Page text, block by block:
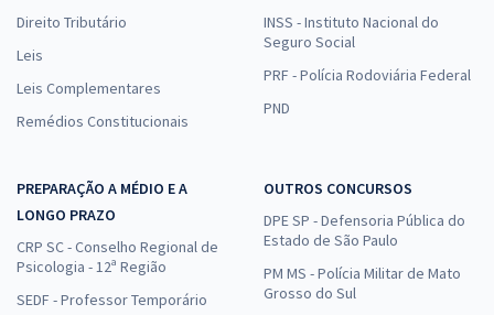
Direito Tributário
Leis
Leis Complementares
Remédios Constitucionais
INSS - Instituto Nacional do
Seguro Social
PRF - Polícia Rodoviária Federal
PND
PREPARAÇÃO A MÉDIO E A
LONGO PRAZO
CRP SC - Conselho Regional de
Psicologia - 12ª Região
SEDF - Professor Temporário
OUTROS CONCURSOS
DPE SP - Defensoria Pública do
Estado de São Paulo
PM MS - Polícia Militar de Mato
Grosso do Sul